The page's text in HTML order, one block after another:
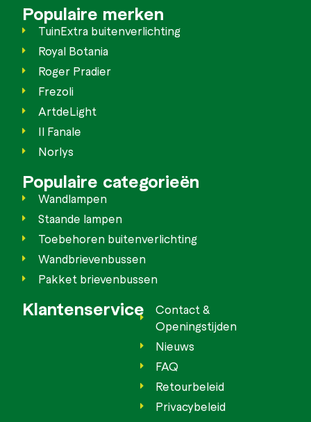
Populaire merken
TuinExtra buitenverlichting
Royal Botania
Roger Pradier
Frezoli
ArtdeLight
Il Fanale
Norlys
Populaire categorieën
Wandlampen
Staande lampen
Toebehoren buitenverlichting
Wandbrievenbussen
Pakket brievenbussen
Klantenservice
Contact &
Openingstijden
Nieuws
FAQ
Retourbeleid
Privacybeleid